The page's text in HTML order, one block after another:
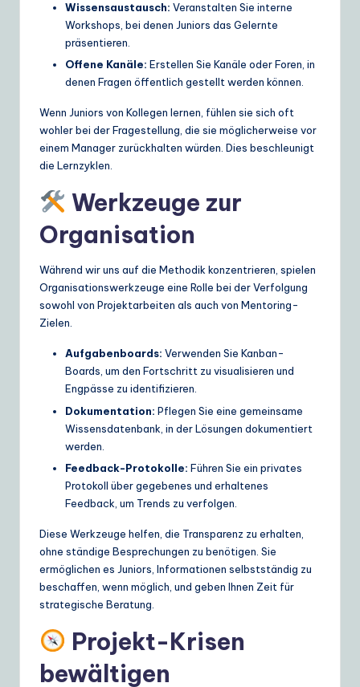
Wissensaustausch: Veranstalten Sie interne
Workshops, bei denen Juniors das Gelernte
präsentieren.
Offene Kanäle: Erstellen Sie Kanäle oder Foren, in
denen Fragen öffentlich gestellt werden können.
Wenn Juniors von Kollegen lernen, fühlen sie sich oft
wohler bei der Fragestellung, die sie möglicherweise vor
einem Manager zurückhalten würden. Dies beschleunigt
die Lernzyklen.
Werkzeuge zur
Organisation
Während wir uns auf die Methodik konzentrieren, spielen
Organisationswerkzeuge eine Rolle bei der Verfolgung
sowohl von Projektarbeiten als auch von Mentoring-
Zielen.
Aufgabenboards: Verwenden Sie Kanban-
Boards, um den Fortschritt zu visualisieren und
Engpässe zu identifizieren.
Dokumentation: Pflegen Sie eine gemeinsame
Wissensdatenbank, in der Lösungen dokumentiert
werden.
Feedback-Protokolle: Führen Sie ein privates
Protokoll über gegebenes und erhaltenes
Feedback, um Trends zu verfolgen.
Diese Werkzeuge helfen, die Transparenz zu erhalten,
ohne ständige Besprechungen zu benötigen. Sie
ermöglichen es Juniors, Informationen selbstständig zu
beschaffen, wenn möglich, und geben Ihnen Zeit für
strategische Beratung.
Projekt-Krisen
bewältigen